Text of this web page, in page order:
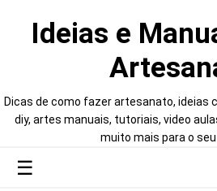
Ideias e
Dicas de como fazer artesanato, ideias
diy, artes manuais, tutoriais, video
muito mais para o seu